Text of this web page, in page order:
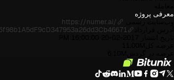
معرفی پروژه
https://numer.ai/